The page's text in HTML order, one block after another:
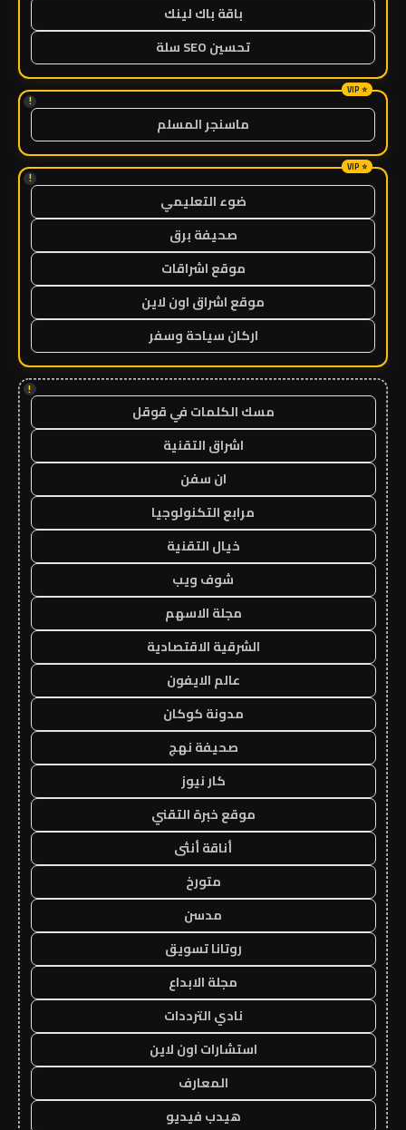
باقة باك لينك
تحسين SEO سلة
!
ماسنجر المسلم
!
ضوء التعليمي
صحيفة برق
موقع اشراقات
موقع اشراق اون لاين
اركان سياحة وسفر
!
مسك الكلمات في قوقل
اشراق التقنية
ان سفن
مرابع التكنولوجيا
خيال التقنية
شوف ويب
مجلة الاسهم
الشرقية الاقتصادية
عالم الايفون
مدونة كوكان
صحيفة نهج
كار نيوز
موقع خبرة التقني
أناقة أنثى
متورخ
مدسن
روتانا تسويق
مجلة الابداع
نادي الترددات
استشارات اون لاين
المعارف
هيدب فيديو